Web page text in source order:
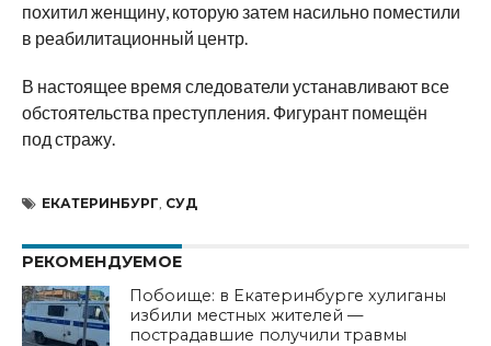
похитил женщину, которую затем насильно поместили
в реабилитационный центр.
В настоящее время следователи устанавливают все
обстоятельства преступления. Фигурант помещён
под стражу.
ЕКАТЕРИНБУРГ, СУД
РЕКОМЕНДУЕМОЕ
Побоище: в Екатеринбурге хулиганы
избили местных жителей —
пострадавшие получили травмы